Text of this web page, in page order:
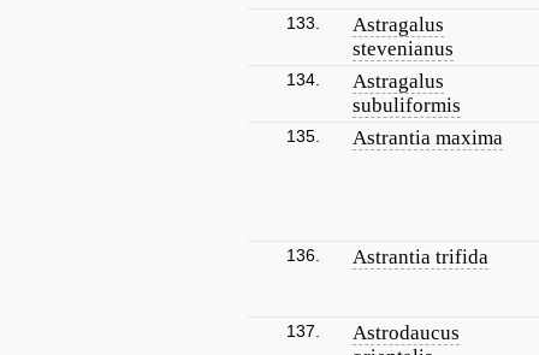
133.
Astragalus
stevenianus
134.
Astragalus
subuliformis
135. Astrantia maxima
136. Astrantia trifida
137.
Astrodaucus